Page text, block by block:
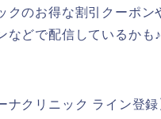
クのお得な割引クーポ
などで配信しているか
ナクリニック ライン登